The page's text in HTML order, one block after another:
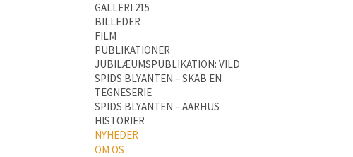
GALLERI 215
BILLEDER
FILM
PUBLIKATIONER
JUBILÆUMSPUBLIKATION: VILD
SPIDS BLYANTEN – SKAB EN
TEGNESERIE
SPIDS BLYANTEN – AARHUS
HISTORIER
NYHEDER
OM OS